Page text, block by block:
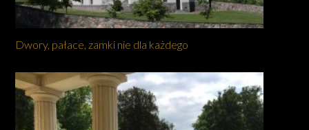
Dwory, pałace, zamki nie dla każdego